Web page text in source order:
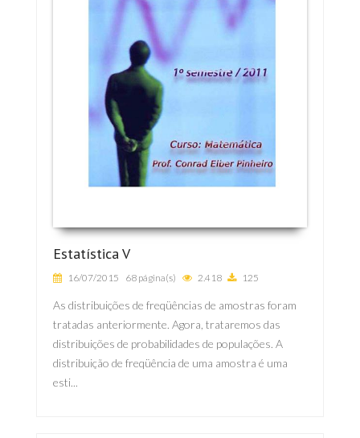
Estatística V
16/07/2015 68 página(s) 2.418 125
As distribuições de freqüências de amostras foram
tratadas anteriormente. Agora, trataremos das
distribuições de probabilidades de populações. A
distribuição de freqüência de uma amostra é uma
esti...